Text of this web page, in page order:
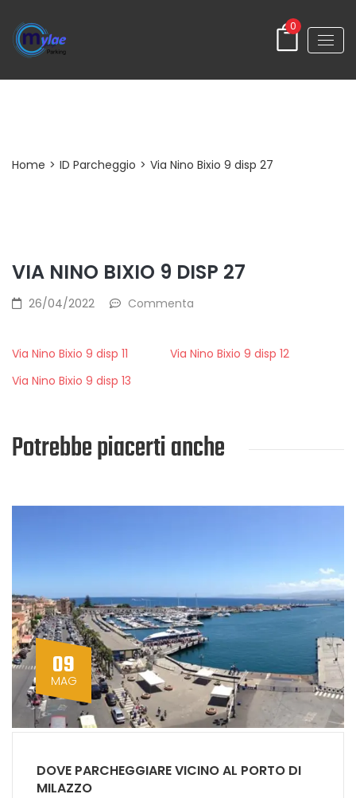
0
Home > ID Parcheggio > Via Nino Bixio 9 disp 27
VIA NINO BIXIO 9 DISP 27
26/04/2022 Commenta
Via Nino Bixio 9 disp 11
Via Nino Bixio 9 disp 12
Via Nino Bixio 9 disp 13
Potrebbe piacerti anche
09
MAG
DOVE PARCHEGGIARE VICINO AL PORTO DI
MILAZZO